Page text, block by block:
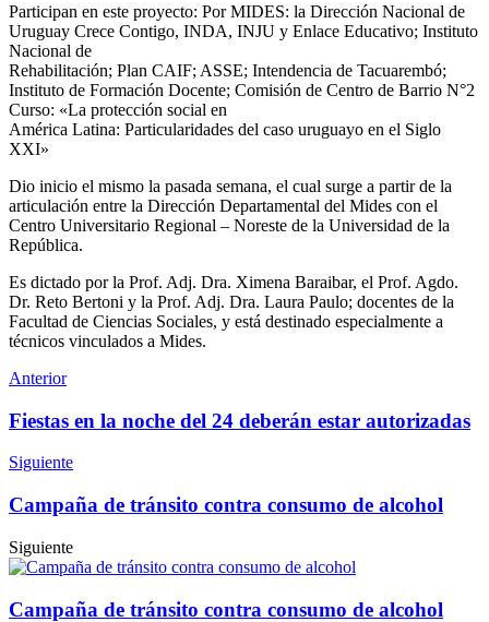
Participan en este proyecto: Por MIDES: la Dirección Nacional de
Uruguay Crece Contigo, INDA, INJU y Enlace Educativo; Instituto
Nacional de
Rehabilitación; Plan CAIF; ASSE; Intendencia de Tacuarembó;
Instituto de Formación Docente; Comisión de Centro de Barrio N°2
Curso: «La protección social en
América Latina: Particularidades del caso uruguayo en el Siglo
XXI»
Dio inicio el mismo la pasada semana, el cual surge a partir de la
articulación entre la Dirección Departamental del Mides con el
Centro Universitario Regional – Noreste de la Universidad de la
República.
Es dictado por la Prof. Adj. Dra. Ximena Baraibar, el Prof. Agdo.
Dr. Reto Bertoni y la Prof. Adj. Dra. Laura Paulo; docentes de la
Facultad de Ciencias Sociales, y está destinado especialmente a
técnicos vinculados a Mides.
Anterior
Fiestas en la noche del 24 deberán estar autorizadas
Siguiente
Campaña de tránsito contra consumo de alcohol
Siguiente
Campaña de tránsito contra consumo de alcohol